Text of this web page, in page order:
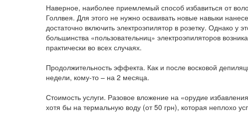
Наверное, наиболее приемлемый способ избавиться от
Голлвея. Для этого не нужно осваивать новые навыки
достаточно включить электроэпилятор в розетку. Однако у
большинства «пользовательниц» электроэпиляторов
практически во всех случаях.
Продолжительность эффекта. Как и после восковой
недели, кому-то – на 2 месяца.
Стоимость услуги. Разовое вложение на «орудие
хотя бы на термальную воду (от 50 грн), которая неплохо